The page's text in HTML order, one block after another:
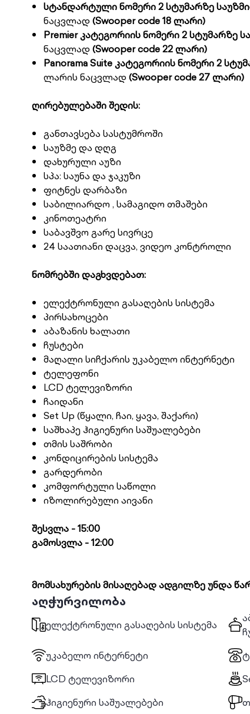
სტანდარტული ნომერი 2 სტუმარზე
ნაცვლად (Swooper code 18 ლარი)
Premier კატეგორიის ნომერი 2 სტუმარზე
ნაცვლად (Swooper code 22 ლარი)
Panorama Suite კატეგორიის ნომერი 2
ლარის ნაცვლად (Swooper code 27 ლარი)
ღირებულებაში შედის:
განთავსება სასტუმროში
საუზმე და დღგ
დახურული აუზი
სპა: საუნა და ჯაკუზი
ფიტნეს დარბაზი
საბილიარდო , სამაგიდო თმაშები
კინოთეატრი
საბავშვო გარე სივრცე
24 საათიანი დაცვა, ვიდეო კონტროლი
ნომრებში დაგხვდებათ:
ელექტრონული გასაღების სისტემა
პირსახოცები
აბაზანის ხალათი
ჩუსტები
მაღალი სიჩქარის უკაბელო ინტერნეტი
ტელეფონი
LCD ტელევიზორი
ჩაიდანი
Set Up (წყალი, ჩაი, ყავა, შაქარი)
საშხაპე ჰიგიენური საშუალებები
თმის საშრობი
კონდიცირების სისტემა
გარდერობი
კომფორტული საწოლი
იზოლირებული აივანი
შესვლა - 15:00
გამოსვლა - 12:00
მომსახურების მისაღებად ადგილზე უნდა
აღჭურვილობა
ელექტრონული გასაღების სისტემა
უკაბელო ინტერნეტი
LCD ტელევიზორი
ჰიგიენური საშუალებები